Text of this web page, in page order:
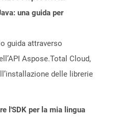
una guida per
guida attraverso
Aspose.Total Cloud,
delle librerie
l'SDK per la mia lingua